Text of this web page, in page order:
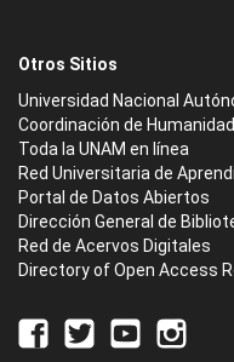
Otros Sitios
Universidad Nacional
Coordinación de
Toda la UNAM en línea
Red Universitaria de
Portal de Datos Abiertos
Dirección General de
Red de Acervos Digitales
Directory of Open Access